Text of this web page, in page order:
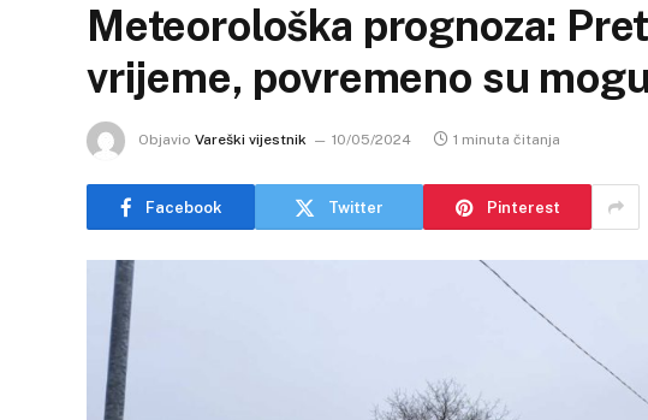
Meteorološka prognoza:
vrijeme, povremeno su
Objavio Vareški vijestnik 10/05/2024 1 minuta čitanja
Facebook Twitter Pinterest